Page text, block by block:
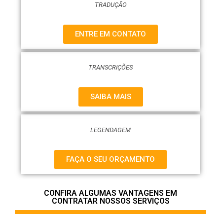
TRADUÇÃO
ENTRE EM CONTATO
TRANSCRIÇÕES
SAIBA MAIS
LEGENDAGEM
FAÇA O SEU ORÇAMENTO
CONFIRA ALGUMAS VANTAGENS EM
CONTRATAR NOSSOS SERVIÇOS